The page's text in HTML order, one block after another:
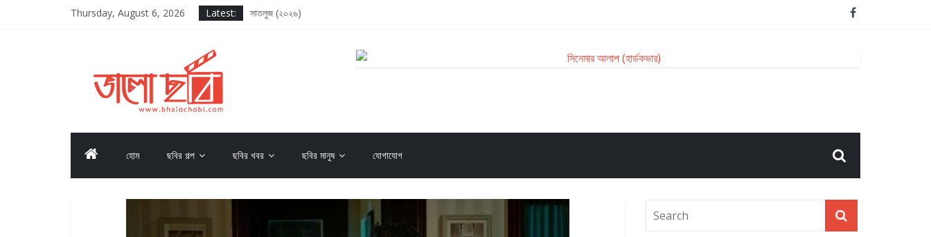
Thursday, August 6, 2026 Latest:
সাতলুজ (২০২৬)
হোম ছবির গল্প ছবির খবর ছবির মানুষ যোগাযোগ